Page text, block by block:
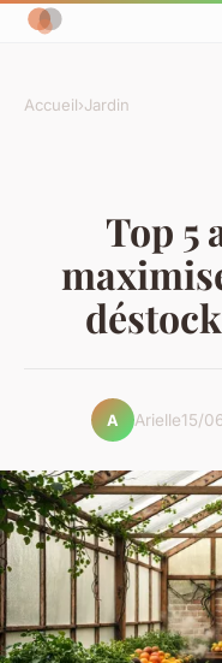
Accueil›Jardin
Top 5
A Arielle15/